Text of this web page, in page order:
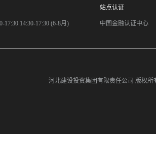
17:30 14:30-17:30 (6-8月)
站点认证
中国金融认证中心
河北建设投资集团有限责任公司 版权所